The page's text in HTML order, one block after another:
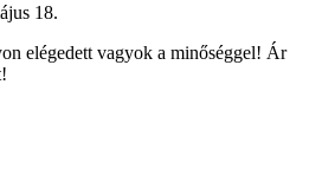
18.
elégedett vagyok a minőséggel! Ár